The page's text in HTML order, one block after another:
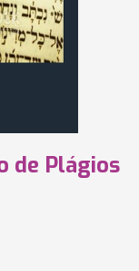
de Plágios